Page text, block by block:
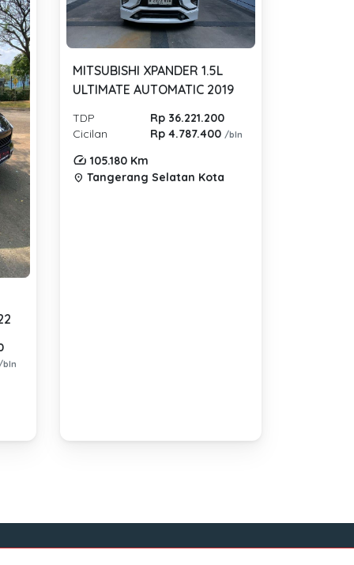
bln
MITSUBISHI XPANDER 1.5L
ULTIMATE AUTOMATIC 2019
TDP
Rp 36.221.200
Cicilan
Rp 4.787.400/bln
105.180 Km
location_on Tangerang Selatan Kota